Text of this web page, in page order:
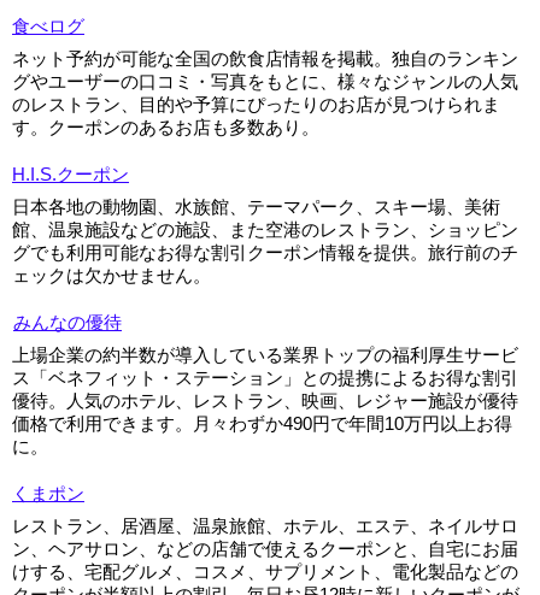
食べログ
ネット予約が可能な全国の飲食店情報を掲載。独自のランキン
グやユーザーの口コミ・写真をもとに、様々なジャンルの人気
のレストラン、目的や予算にぴったりのお店が見つけられま
す。クーポンのあるお店も多数あり。
H.I.S.クーポン
日本各地の動物園、水族館、テーマパーク、スキー場、美術
館、温泉施設などの施設、また空港のレストラン、ショッピン
グでも利用可能なお得な割引クーポン情報を提供。旅行前のチ
ェックは欠かせません。
みんなの優待
上場企業の約半数が導入している業界トップの福利厚生サービ
ス「ベネフィット・ステーション」との提携によるお得な割引
優待。人気のホテル、レストラン、映画、レジャー施設が優待
価格で利用できます。月々わずか490円で年間10万円以上お得
に。
くまポン
レストラン、居酒屋、温泉旅館、ホテル、エステ、ネイルサロ
ン、ヘアサロン、などの店舗で使えるクーポンと、自宅にお届
けする、宅配グルメ、コスメ、サプリメント、電化製品などの